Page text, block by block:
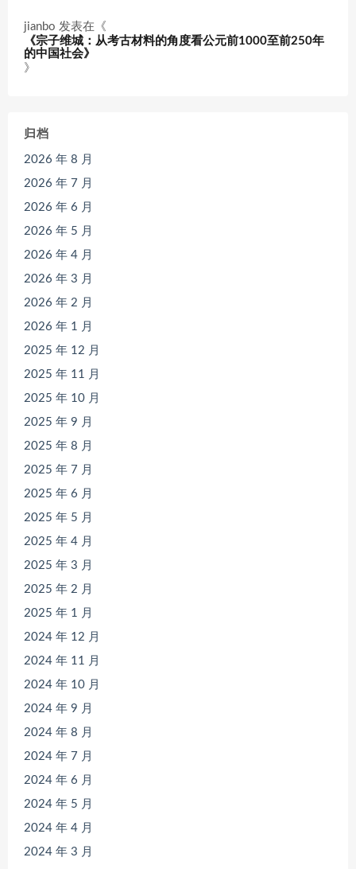
jianbo 发表在《
《宗子维城：从考古材料的角度看公元前1000至前250年
的中国社会》
》
归档
2026 年 8 月
2026 年 7 月
2026 年 6 月
2026 年 5 月
2026 年 4 月
2026 年 3 月
2026 年 2 月
2026 年 1 月
2025 年 12 月
2025 年 11 月
2025 年 10 月
2025 年 9 月
2025 年 8 月
2025 年 7 月
2025 年 6 月
2025 年 5 月
2025 年 4 月
2025 年 3 月
2025 年 2 月
2025 年 1 月
2024 年 12 月
2024 年 11 月
2024 年 10 月
2024 年 9 月
2024 年 8 月
2024 年 7 月
2024 年 6 月
2024 年 5 月
2024 年 4 月
2024 年 3 月